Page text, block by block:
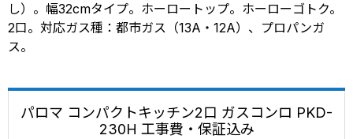
し）。幅32cmタイプ。ホーロートップ。ホーローゴトク。
2口。対応ガス種：都市ガス（13A・12A）、プロパンガ
ス。
パロマ コンパクトキッチン2口 ガスコンロ PKD-
230H 工事費・保証込み